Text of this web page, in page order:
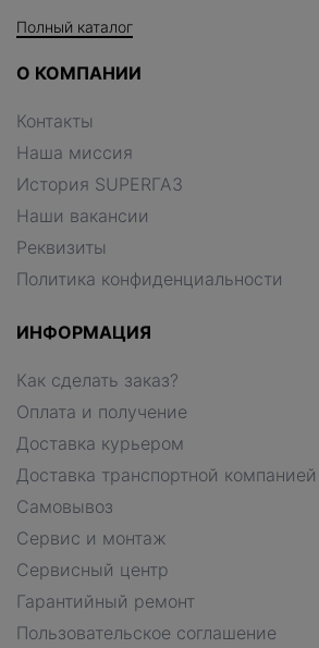
Полный каталог
О КОМПАНИИ
Контакты
Наша миссия
История SUPERГАЗ
Наши вакансии
Реквизиты
Политика конфиденциальности
ИНФОРМАЦИЯ
Как сделать заказ?
Оплата и получение
Доставка курьером
Доставка транспортной компанией
Самовывоз
Сервис и монтаж
Сервисный центр
Гарантийный ремонт
Пользовательское соглашение